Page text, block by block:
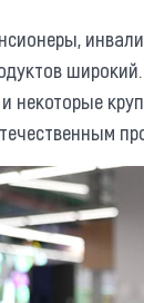
некоторые